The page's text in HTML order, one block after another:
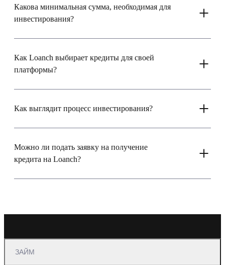
Какова минимальная сумма, необходимая для
инвестирования?
Как Loanch выбирает кредиты для своей
платформы?
Как выглядит процесс инвестирования?
Можно ли подать заявку на получение
кредита на Loanch?
ЗАЙМ